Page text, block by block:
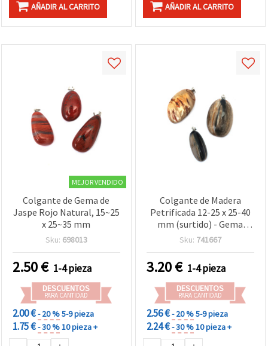
AÑADIR AL CARRITO AÑADIR AL CARRITO
MEJOR VENDIDO
Colgante de Gema de
Jaspe Rojo Natural, 15~25
x 25~35 mm
Sku: 698013
2.50€ 1-4 pieza
DESCUENTOS
PARA CANTIDAD
2.00 €- 20 %5-9 pieza
1.75 €- 30 %10 pieza +
Colgante de Madera
Petrificada 12-25 x 25-40
mm (surtido) - Gema
Natural para Bisutería
Sku: 741667
3.20€ 1-4 pieza
DESCUENTOS
PARA CANTIDAD
2.56 €- 20 %5-9 pieza
2.24 €- 30 %10 pieza +